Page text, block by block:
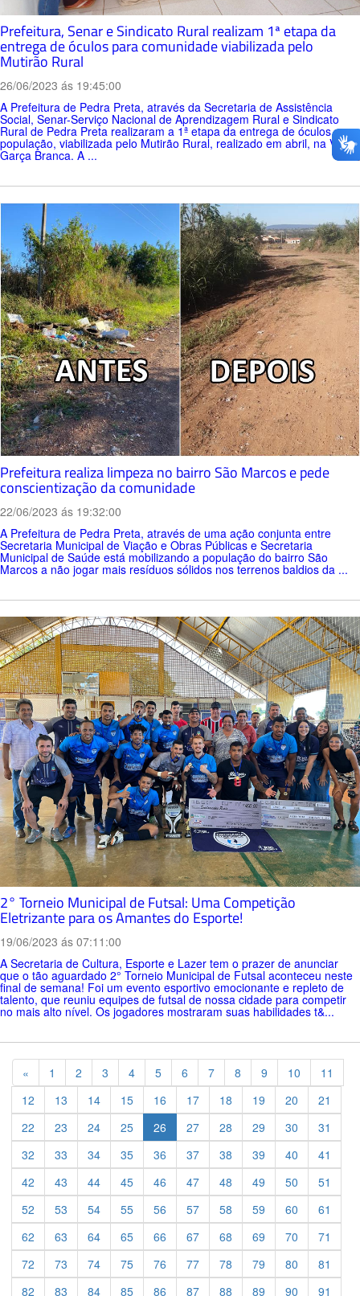
Prefeitura, Senar e Sindicato Rural realizam 1ª etapa da
entrega de óculos para comunidade viabilizada pelo
Mutirão Rural
26/06/2023 ás 19:45:00
A Prefeitura de Pedra Preta, através da Secretaria de Assistência
Social, Senar-Serviço Nacional de Aprendizagem Rural e Sindicato
Rural de Pedra Preta realizaram a 1ª etapa da entrega de óculos para
população, viabilizada pelo Mutirão Rural, realizado em abril, na Vila
Garça Branca. A ...
Prefeitura realiza limpeza no bairro São Marcos e pede
conscientização da comunidade
22/06/2023 ás 19:32:00
A Prefeitura de Pedra Preta, através de uma ação conjunta entre
Secretaria Municipal de Viação e Obras Públicas e Secretaria
Municipal de Saúde está mobilizando a população do bairro São
Marcos a não jogar mais resíduos sólidos nos terrenos baldios da ...
2° Torneio Municipal de Futsal: Uma Competição
Eletrizante para os Amantes do Esporte!
19/06/2023 ás 07:11:00
A Secretaria de Cultura, Esporte e Lazer tem o prazer de anunciar
que o tão aguardado 2° Torneio Municipal de Futsal aconteceu neste
final de semana! Foi um evento esportivo emocionante e repleto de
talento, que reuniu equipes de futsal de nossa cidade para competir
no mais alto nível. Os jogadores mostraram suas habilidades t&...
« Previous
1 2 3 4 5 6 7 8 9 10
11
12
13 14 15 16 17 18 19 20
21
22
23 24 25 26 27 28 29 30
31
32
33 34 35 36 37 38 39 40
41
42
43 44 45 46 47 48 49 50
51
52
53 54 55 56 57 58 59 60
61
62
63 64 65 66 67 68 69 70
71
72
73 74 75 76 77 78 79 80
81
82
83 84 85 86 87 88 89 90 91